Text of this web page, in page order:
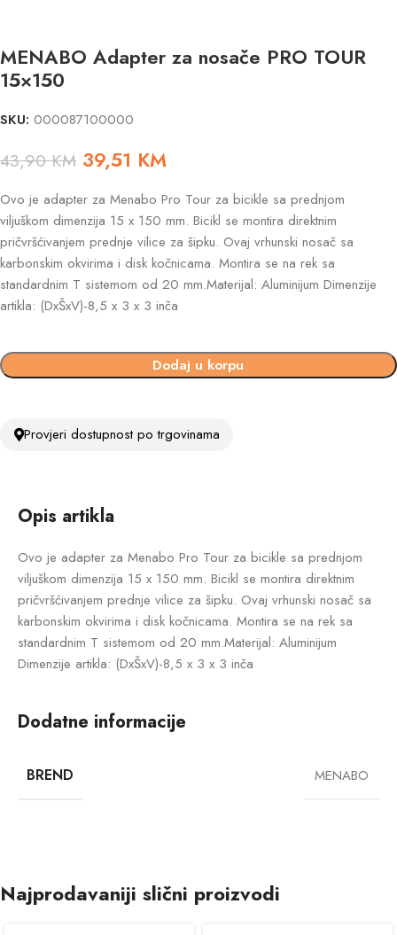
MENABO Adapter za nosače PRO TOUR
15×150
SKU: 000087100000
43,90KM 39,51 KM
Ovo je adapter za Menabo Pro Tour za bicikle sa prednjom
viljuškom dimenzija 15 x 150 mm. Bicikl se montira direktnim
pričvršćivanjem prednje vilice za šipku. Ovaj vrhunski nosač sa
karbonskim okvirima i disk kočnicama. Montira se na rek sa
standardnim T sistemom od 20 mm.Materijal: Aluminijum Dimenzije
artikla: (DxŠxV)-8,5 x 3 x 3 inča
Dodaj u korpu
Provjeri dostupnost po trgovinama
Opis artikla
Ovo je adapter za Menabo Pro Tour za bicikle sa prednjom
viljuškom dimenzija 15 x 150 mm. Bicikl se montira direktnim
pričvršćivanjem prednje vilice za šipku. Ovaj vrhunski nosač sa
karbonskim okvirima i disk kočnicama. Montira se na rek sa
standardnim T sistemom od 20 mm.Materijal: Aluminijum
Dimenzije artikla: (DxŠxV)-8,5 x 3 x 3 inča
Dodatne informacije
BREND MENABO
Najprodavaniji slični proizvodi